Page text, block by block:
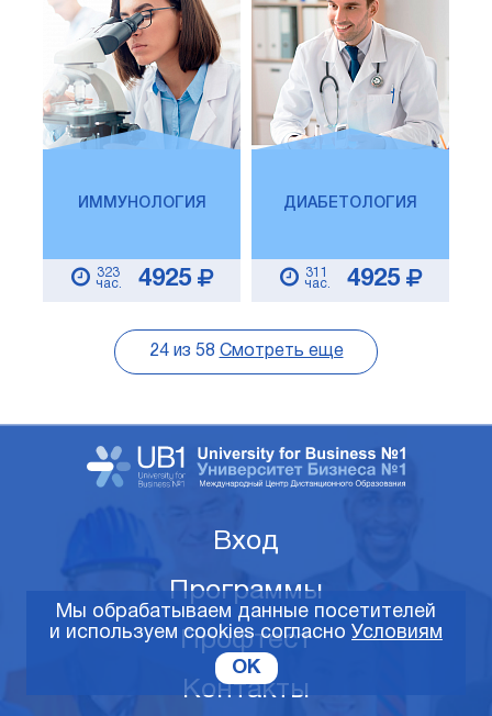
ИММУНОЛОГИЯ
323
час.
4925
ДИАБЕТОЛОГИЯ
311
час.
4925
24из 58 Смотреть еще
Вход
Программы
Профтест
Контакты
Мы обрабатываем данные посетителей
и используем cookies согласно Условиям
OK